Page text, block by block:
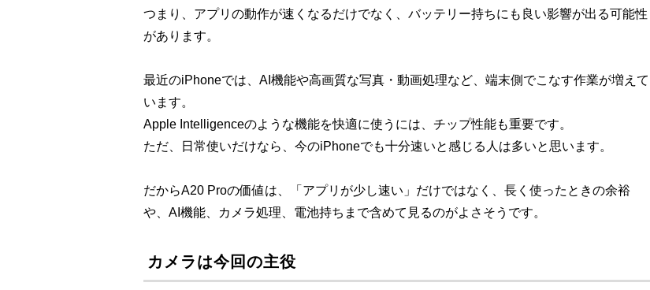
つまり、アプリの動作が速くなるだけでなく、バッテリー持ちにも良い影響が出る可能性
があります。
最近のiPhoneでは、AI機能や高画質な写真・動画処理など、端末側でこなす作業が増えて
います。
Apple Intelligenceのような機能を快適に使うには、チップ性能も重要です。
ただ、日常使いだけなら、今のiPhoneでも十分速いと感じる人は多いと思います。
だからA20 Proの価値は、「アプリが少し速い」だけではなく、長く使ったときの余裕
や、AI機能、カメラ処理、電池持ちまで含めて見るのがよさそうです。
カメラは今回の主役